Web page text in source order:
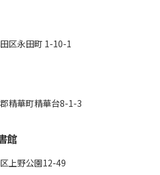
区永田町 1-10-1
精華町精華台8-1-3
館
上野公園12-49